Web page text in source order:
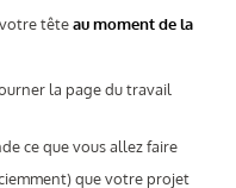
votre têteau moment de la
la page du travail
ce que vous allez faire
que votre projet